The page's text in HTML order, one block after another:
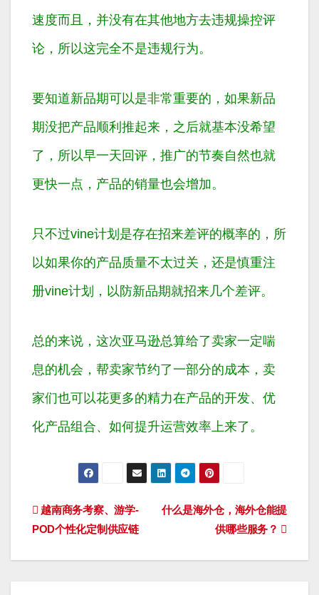
速度而且，并没有在其他地方去违规操控评
论，所以这完全不是违规行为。
要知道新品期可以是非常重要的，如果新品
期没把产品顺利推起来，之后就基本没希望
了，所以早一天回评，推广的节奏自然也就
更快一点，产品的销量也会增加。
只不过vine计划是存在招来差评的概率的，所
以如果你的产品质量不太过关，还是慎重注
册vine计划，以防新品期就招来几个差评。
总的来说，这次亚马逊总算给了卖家一定喘
息的机会，帮卖家节约了一部分的成本，卖
家们也可以花更多的精力在产品的开发、优
化产品组合、如何提升运营效率上来了。
文
什么是海外仓，海外仓能提
供哪些服务？
越南商务考察、游学-
POD个性化定制供应链